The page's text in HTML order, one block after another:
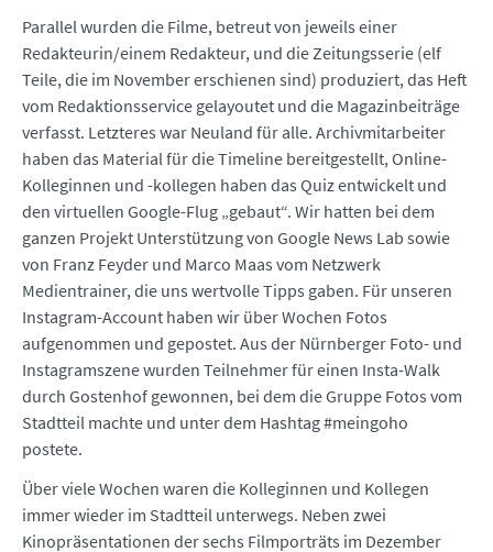
Parallel wurden die Filme, betreut von jeweils einer
Redakteurin/einem Redakteur, und die Zeitungsserie (elf
Teile, die im November erschienen sind) produziert, das Heft
vom Redaktionsservice gelayoutet und die Magazinbeiträge
verfasst. Letzteres war Neuland für alle. Archivmitarbeiter
haben das Material für die Timeline bereitgestellt, Online-
Kolleginnen und -kollegen haben das Quiz entwickelt und
den virtuellen Google-Flug „gebaut“. Wir hatten bei dem
ganzen Projekt Unterstützung von Google News Lab sowie
von Franz Feyder und Marco Maas vom Netzwerk
Medientrainer, die uns wertvolle Tipps gaben. Für unseren
Instagram-Account haben wir über Wochen Fotos
aufgenommen und gepostet. Aus der Nürnberger Foto- und
Instagramszene wurden Teilnehmer für einen Insta-Walk
durch Gostenhof gewonnen, bei dem die Gruppe Fotos vom
Stadtteil machte und unter dem Hashtag #meingoho
postete.
Über viele Wochen waren die Kolleginnen und Kollegen
immer wieder im Stadtteil unterwegs. Neben zwei
Kinopräsentationen der sechs Filmporträts im Dezember